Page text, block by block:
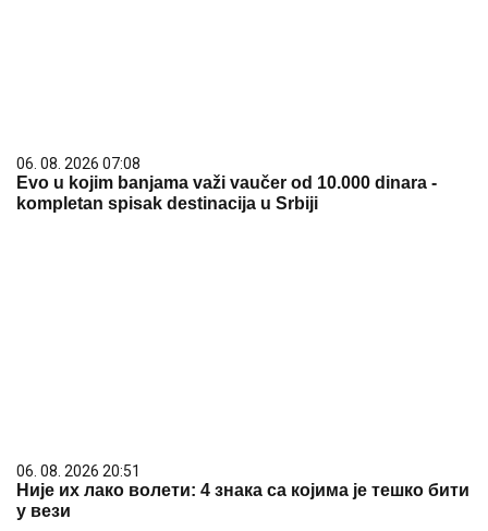
06. 08. 2026 07:08
Evo u kojim banjama važi vaučer od 10.000 dinara -
kompletan spisak destinacija u Srbiji
06. 08. 2026 20:51
Није их лако волети: 4 знака са којима је тешко бити
у вези